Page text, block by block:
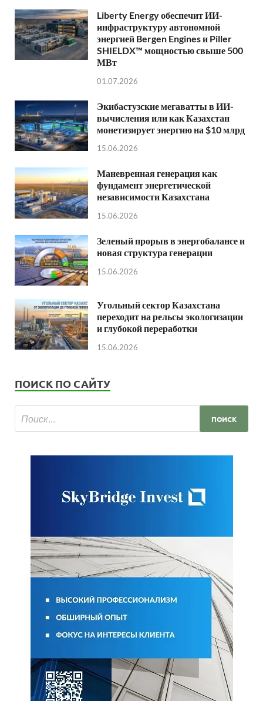
Liberty Energy обеспечит ИИ-
инфраструктуру автономной
энергией Bergen Engines и Piller
SHIELDX™ мощностью свыше 500
МВт
01.07.2026
Экибастузские мегаватты в ИИ-
вычисления или как Казахстан
монетизирует энергию на $10 млрд
15.06.2026
Маневренная генерация как
фундамент энергетической
независимости Казахстана
15.06.2026
Зеленый прорыв в энергобалансе и
новая структура генерации
15.06.2026
Угольный сектор Казахстана
переходит на рельсы экологизации
и глубокой переработки
15.06.2026
ПОИСК ПО САЙТУ